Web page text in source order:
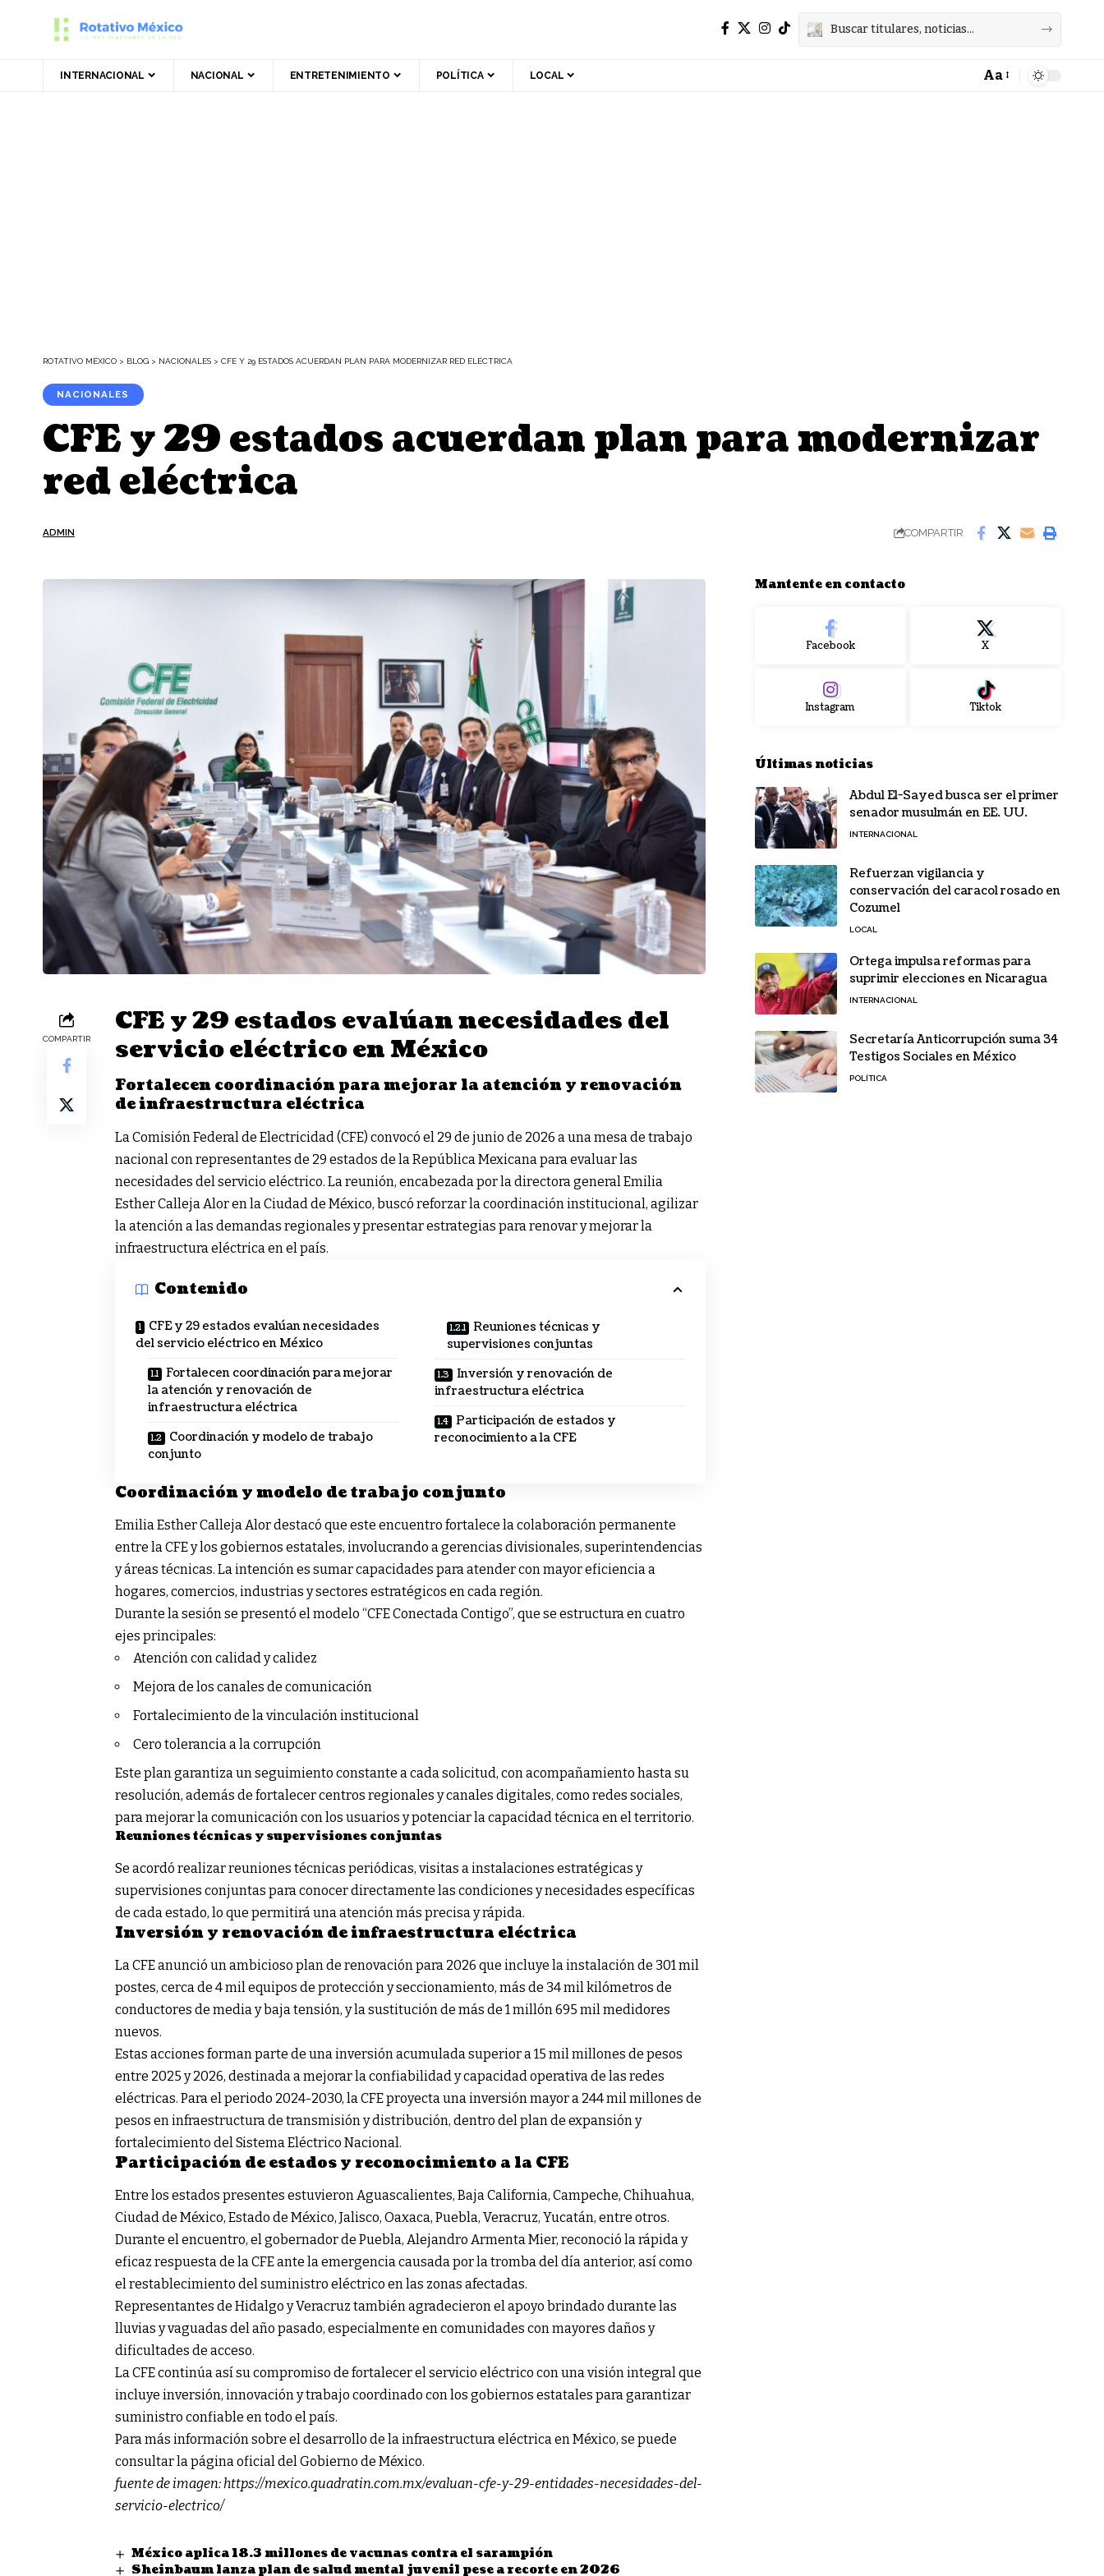
INTERNACIONAL NACIONAL ENTRETENIMIENTO POLÍTICA LOCAL Aa
ROTATIVO MÉXICO > BLOG > NACIONALES > CFE Y 29 ESTADOS ACUERDAN PLAN PARA MODERNIZAR RED ELÉCTRICA
NACIONALES
CFE y 29 estados acuerdan plan para modernizar
red eléctrica
ADMIN COMPARTIR
COMPARTIR
CFE y 29 estados evalúan necesidades del
servicio eléctrico en México
Fortalecen coordinación para mejorar la atención y renovación
de infraestructura eléctrica
La Comisión Federal de Electricidad (CFE) convocó el 29 de junio de 2026 a una mesa de trabajo
nacional con representantes de 29 estados de la República Mexicana para evaluar las
necesidades del servicio eléctrico. La reunión, encabezada por la directora general Emilia
Esther Calleja Alor en la Ciudad de México, buscó reforzar la coordinación institucional, agilizar
la atención a las demandas regionales y presentar estrategias para renovar y mejorar la
infraestructura eléctrica en el país.
Contenido
CFE y 29 estados evalúan necesidades
del servicio eléctrico en México
Fortalecen coordinación para mejorar
la atención y renovación de
infraestructura eléctrica
Coordinación y modelo de trabajo
conjunto
Reuniones técnicas y
supervisiones conjuntas
Inversión y renovación de
infraestructura eléctrica
Participación de estados y
reconocimiento a la CFE
Coordinación y modelo de trabajo conjunto
Emilia Esther Calleja Alor destacó que este encuentro fortalece la colaboración permanente
entre la CFE y los gobiernos estatales, involucrando a gerencias divisionales, superintendencias
y áreas técnicas. La intención es sumar capacidades para atender con mayor eficiencia a
hogares, comercios, industrias y sectores estratégicos en cada región.
Durante la sesión se presentó el modelo “CFE Conectada Contigo”, que se estructura en cuatro
ejes principales:
Atención con calidad y calidez
Mejora de los canales de comunicación
Fortalecimiento de la vinculación institucional
Cero tolerancia a la corrupción
Este plan garantiza un seguimiento constante a cada solicitud, con acompañamiento hasta su
resolución, además de fortalecer centros regionales y canales digitales, como redes sociales,
para mejorar la comunicación con los usuarios y potenciar la capacidad técnica en el territorio.
Reuniones técnicas y supervisiones conjuntas
Se acordó realizar reuniones técnicas periódicas, visitas a instalaciones estratégicas y
supervisiones conjuntas para conocer directamente las condiciones y necesidades específicas
de cada estado, lo que permitirá una atención más precisa y rápida.
Inversión y renovación de infraestructura eléctrica
La CFE anunció un ambicioso plan de renovación para 2026 que incluye la instalación de 301 mil
postes, cerca de 4 mil equipos de protección y seccionamiento, más de 34 mil kilómetros de
conductores de media y baja tensión, y la sustitución de más de 1 millón 695 mil medidores
nuevos.
Estas acciones forman parte de una inversión acumulada superior a 15 mil millones de pesos
entre 2025 y 2026, destinada a mejorar la confiabilidad y capacidad operativa de las redes
eléctricas. Para el periodo 2024-2030, la CFE proyecta una inversión mayor a 244 mil millones de
pesos en infraestructura de transmisión y distribución, dentro del plan de expansión y
fortalecimiento del Sistema Eléctrico Nacional.
Participación de estados y reconocimiento a la CFE
Entre los estados presentes estuvieron Aguascalientes, Baja California, Campeche, Chihuahua,
Ciudad de México, Estado de México, Jalisco, Oaxaca, Puebla, Veracruz, Yucatán, entre otros.
Durante el encuentro, el gobernador de Puebla, Alejandro Armenta Mier, reconoció la rápida y
eficaz respuesta de la CFE ante la emergencia causada por la tromba del día anterior, así como
el restablecimiento del suministro eléctrico en las zonas afectadas.
Representantes de Hidalgo y Veracruz también agradecieron el apoyo brindado durante las
lluvias y vaguadas del año pasado, especialmente en comunidades con mayores daños y
dificultades de acceso.
La CFE continúa así su compromiso de fortalecer el servicio eléctrico con una visión integral que
incluye inversión, innovación y trabajo coordinado con los gobiernos estatales para garantizar
suministro confiable en todo el país.
Para más información sobre el desarrollo de la infraestructura eléctrica en México, se puede
consultar la página oficial del Gobierno de México.
fuente de imagen:https://mexico.quadratin.com.mx/evaluan-cfe-y-29-entidades-necesidades-del-
servicio-electrico/
México aplica 18.3 millones de vacunas contra el sarampión
Sheinbaum lanza plan de salud mental juvenil pese a recorte en 2026
Mantente en contacto
Facebook X
Instagram Tiktok
Últimas noticias
Abdul El-Sayed busca ser el primer
senador musulmán en EE. UU.
INTERNACIONAL
Refuerzan vigilancia y
conservación del caracol rosado en
Cozumel
LOCAL
Ortega impulsa reformas para
suprimir elecciones en Nicaragua
INTERNACIONAL
Secretaría Anticorrupción suma 34
Testigos Sociales en México
POLÍTICA